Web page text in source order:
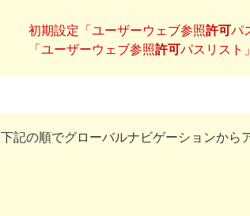
初期設定「ユーザーウェブ参照許可パ
「ユーザーウェブ参照許可パスリスト
下記の順でグローバルナビゲーションから